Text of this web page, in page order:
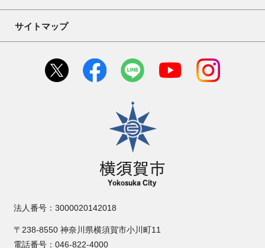
サイトマップ
横須賀市
法人番号：3000020142018
〒238-8550 神奈川県横須賀市小川町11
電話番号：046-822-4000